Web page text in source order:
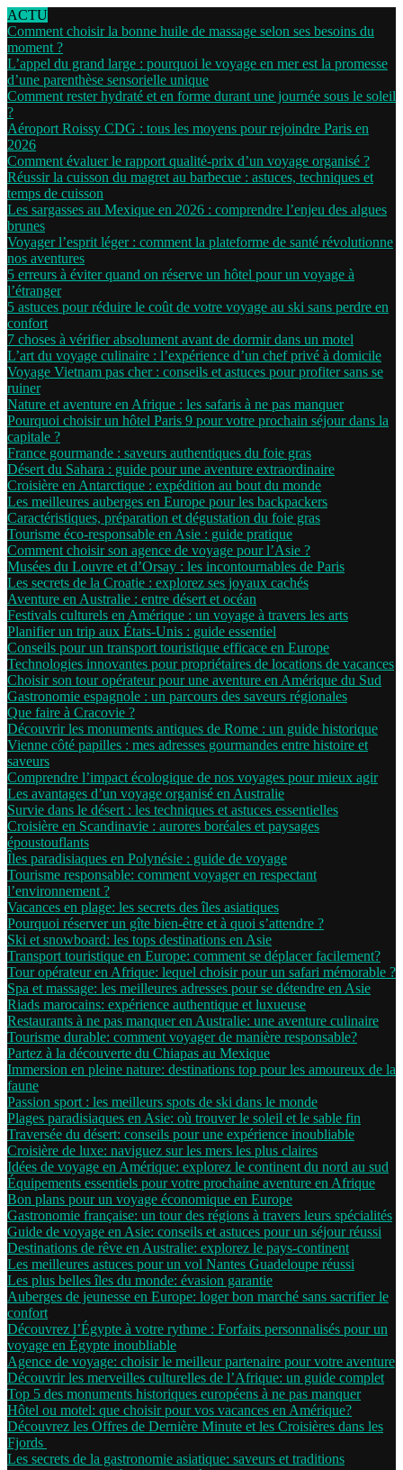
ACTU
Comment choisir la bonne huile de massage selon ses besoins du
moment ?
L’appel du grand large : pourquoi le voyage en mer est la promesse
d’une parenthèse sensorielle unique
Comment rester hydraté et en forme durant une journée sous le soleil
?
Aéroport Roissy CDG : tous les moyens pour rejoindre Paris en
2026
Comment évaluer le rapport qualité-prix d’un voyage organisé ?
Réussir la cuisson du magret au barbecue : astuces, techniques et
temps de cuisson
Les sargasses au Mexique en 2026 : comprendre l’enjeu des algues
brunes
Voyager l’esprit léger : comment la plateforme de santé révolutionne
nos aventures
5 erreurs à éviter quand on réserve un hôtel pour un voyage à
l’étranger
5 astuces pour réduire le coût de votre voyage au ski sans perdre en
confort
7 choses à vérifier absolument avant de dormir dans un motel
L’art du voyage culinaire : l’expérience d’un chef privé à domicile
Voyage Vietnam pas cher : conseils et astuces pour profiter sans se
ruiner
Nature et aventure en Afrique : les safaris à ne pas manquer
Pourquoi choisir un hôtel Paris 9 pour votre prochain séjour dans la
capitale ?
France gourmande : saveurs authentiques du foie gras
Désert du Sahara : guide pour une aventure extraordinaire
Croisière en Antarctique : expédition au bout du monde
Les meilleures auberges en Europe pour les backpackers
Caractéristiques, préparation et dégustation du foie gras
Tourisme éco-responsable en Asie : guide pratique
Comment choisir son agence de voyage pour l’Asie ?
Musées du Louvre et d’Orsay : les incontournables de Paris
Les secrets de la Croatie : explorez ses joyaux cachés
Aventure en Australie : entre désert et océan
Festivals culturels en Amérique : un voyage à travers les arts
Planifier un trip aux États-Unis : guide essentiel
Conseils pour un transport touristique efficace en Europe
Technologies innovantes pour propriétaires de locations de vacances
Choisir son tour opérateur pour une aventure en Amérique du Sud
Gastronomie espagnole : un parcours des saveurs régionales
Que faire à Cracovie ?
Découvrir les monuments antiques de Rome : un guide historique
Vienne côté papilles : mes adresses gourmandes entre histoire et
saveurs
Comprendre l’impact écologique de nos voyages pour mieux agir
Les avantages d’un voyage organisé en Australie
Survie dans le désert : les techniques et astuces essentielles
Croisière en Scandinavie : aurores boréales et paysages
époustouflants
Îles paradisiaques en Polynésie : guide de voyage
Tourisme responsable: comment voyager en respectant
l’environnement ?
Vacances en plage: les secrets des îles asiatiques
Pourquoi réserver un gîte bien-être et à quoi s’attendre ?
Ski et snowboard: les tops destinations en Asie
Transport touristique en Europe: comment se déplacer facilement?
Tour opérateur en Afrique: lequel choisir pour un safari mémorable ?
Spa et massage: les meilleures adresses pour se détendre en Asie
Riads marocains: expérience authentique et luxueuse
Restaurants à ne pas manquer en Australie: une aventure culinaire
Tourisme durable: comment voyager de manière responsable?
Partez à la découverte du Chiapas au Mexique
Immersion en pleine nature: destinations top pour les amoureux de la
faune
Passion sport : les meilleurs spots de ski dans le monde
Plages paradisiaques en Asie: où trouver le soleil et le sable fin
Traversée du désert: conseils pour une expérience inoubliable
Croisière de luxe: naviguez sur les mers les plus claires
Idées de voyage en Amérique: explorez le continent du nord au sud
Équipements essentiels pour votre prochaine aventure en Afrique
Bon plans pour un voyage économique en Europe
Gastronomie française: un tour des régions à travers leurs spécialités
Guide de voyage en Asie: conseils et astuces pour un séjour réussi
Destinations de rêve en Australie: explorez le pays-continent
Les meilleures astuces pour un vol Nantes Guadeloupe réussi
Les plus belles îles du monde: évasion garantie
Auberges de jeunesse en Europe: loger bon marché sans sacrifier le
confort
Découvrez l’Égypte à votre rythme : Forfaits personnalisés pour un
voyage en Égypte inoubliable
Agence de voyage: choisir le meilleur partenaire pour votre aventure
Découvrir les merveilles culturelles de l’Afrique: un guide complet
Top 5 des monuments historiques européens à ne pas manquer
Hôtel ou motel: que choisir pour vos vacances en Amérique?
Découvrez les Offres de Dernière Minute et les Croisières dans les
Fjords
Les secrets de la gastronomie asiatique: saveurs et traditions